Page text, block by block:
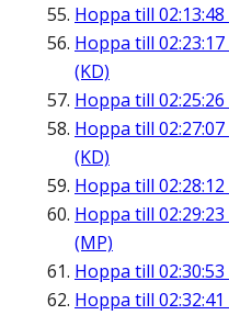
Hoppa till 02:13:48
Hoppa till 02:23:17
(KD)
Hoppa till 02:25:26
Hoppa till 02:27:07
(KD)
Hoppa till 02:28:12
Hoppa till 02:29:23
(MP)
Hoppa till 02:30:53
Hoppa till 02:32:41